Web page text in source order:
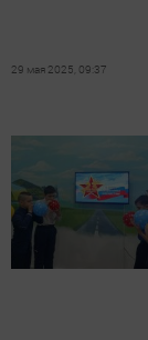
29 мая 2025, 09:37